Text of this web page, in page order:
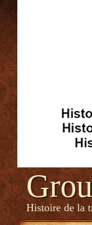
Histoire de la